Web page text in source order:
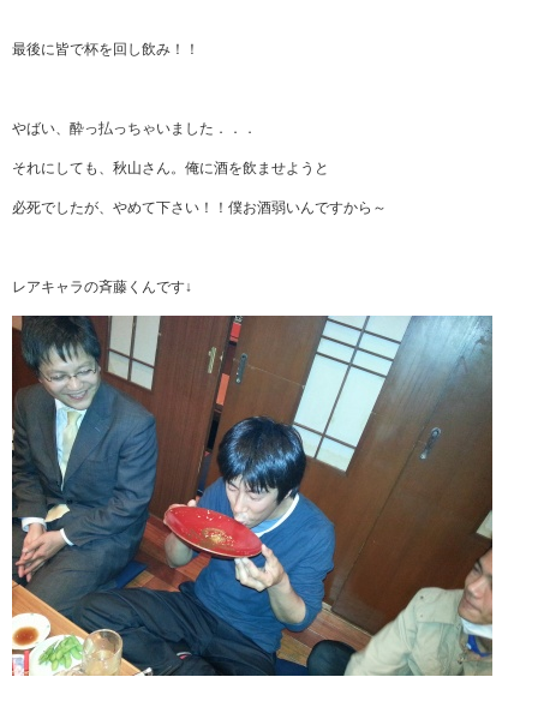
最後に皆で杯を回し飲み！！
やばい、酔っ払っちゃいました．．．
それにしても、秋山さん。俺に酒を飲ませようと
必死でしたが、やめて下さい！！僕お酒弱いんですから～
レアキャラの斉藤くんです↓